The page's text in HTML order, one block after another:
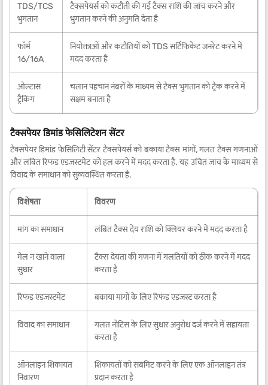
TDS/TCS
भुगतान
टैक्सपेयर्स को कटौती की गई टैक्स राशि की जांच करने और
भुगतान करने की अनुमति देता है
फॉर्म
16/16A
नियोक्ताओं और कटौतियों को TDS सर्टिफिकेट जनरेट करने में
मदद करता है
ओल्टास
ट्रैकिंग
चलान पहचान नंबरों के माध्यम से टैक्स भुगतान को ट्रैक करने में
सक्षम बनाता है
टैक्सपेयर डिमांड फेसिलिटेशन सेंटर
टैक्सपेयर डिमांड फेसिलिटी सेंटर टैक्सपेयर्स को बकाया टैक्स मांगों, गलत टैक्स गणनाओं
और लंबित रिफंड एडजस्टमेंट को हल करने में मदद करता है. यह उचित जांच के माध्यम से
विवाद के समाधान को सुव्यवस्थित करता है.
विशेषता विवरण
मांग का समाधान लंबित टैक्स देय राशि को क्लियर करने में मदद करता है
मेल न खाने वाला
सुधार
टैक्स देयता की गणना में गलतियों को ठीक करने में मदद
करता है
रिफंड एडजस्टमेंट बकाया मांगों के लिए रिफंड एडजस्ट करता है
विवाद का समाधान
गलत नोटिस के लिए सुधार अनुरोध दर्ज करने में सहायता
करता है
ऑनलाइन शिकायत
निवारण
शिकायतों को सबमिट करने के लिए एक ऑनलाइन तंत्र
प्रदान करता है